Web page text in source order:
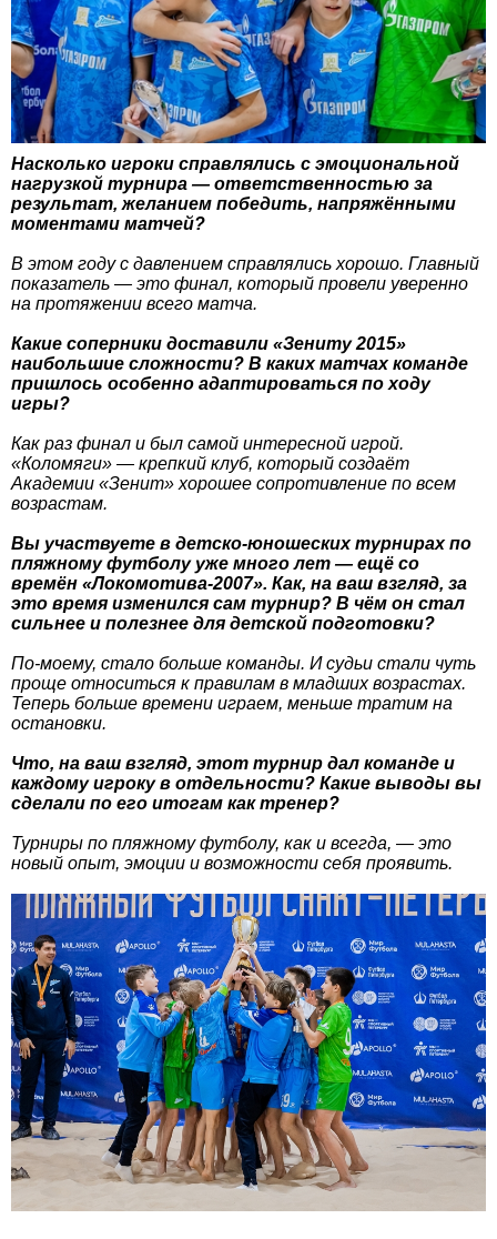
Насколько игроки справлялись с эмоциональной
нагрузкой турнира — ответственностью за
результат, желанием победить, напряжёнными
моментами матчей?
В этом году с давлением справлялись хорошо. Главный
показатель — это финал, который провели уверенно
на протяжении всего матча.
Какие соперники доставили «Зениту 2015»
наибольшие сложности? В каких матчах команде
пришлось особенно адаптироваться по ходу
игры?
Как раз финал и был самой интересной игрой.
«Коломяги» — крепкий клуб, который создаёт
Академии «Зенит» хорошее сопротивление по всем
возрастам.
Вы участвуете в детско-юношеских турнирах по
пляжному футболу уже много лет — ещё со
времён «Локомотива-2007». Как, на ваш взгляд, за
это время изменился сам турнир? В чём он стал
сильнее и полезнее для детской подготовки?
По-моему, стало больше команды. И судьи стали чуть
проще относиться к правилам в младших возрастах.
Теперь больше времени играем, меньше тратим на
остановки.
Что, на ваш взгляд, этот турнир дал команде и
каждому игроку в отдельности? Какие выводы вы
сделали по его итогам как тренер?
Турниры по пляжному футболу, как и всегда, — это
новый опыт, эмоции и возможности себя проявить.